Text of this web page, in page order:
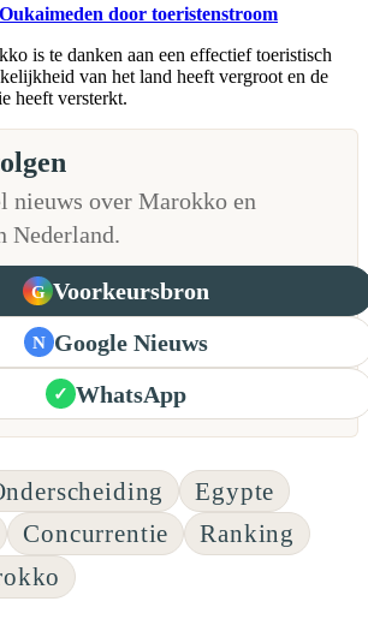
door toeristenstroom
is te danken aan een effectief toeristisch
van het land heeft vergroot en de
heeft versterkt.
nieuws over Marokko en
Nederland.
G Voorkeursbron
N Google Nieuws
✓ WhatsApp
Egypte
Concurrentie
Ranking